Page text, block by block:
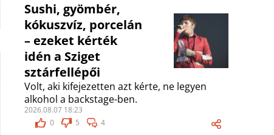
Sushi, gyömbér,
kókuszvíz, porcelán
– ezeket kérték
idén a Sziget
sztárfellépői
Volt, aki kifejezetten azt kérte, ne legyen
alkohol a backstage-ben.
2026.08.07 18:23
0
5 4